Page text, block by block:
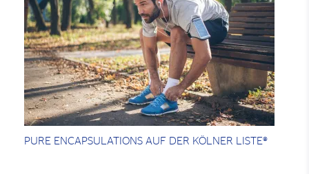
PURE ENCAPSULATIONS AUF DER KÖLNER LISTE®